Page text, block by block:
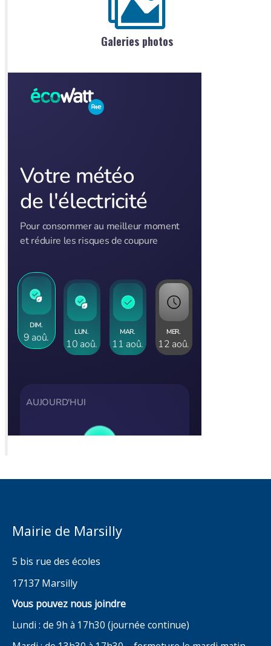
Galeries photos
Mairie de Marsilly
5 bis rue des écoles
17137 Marsilly
Vous pouvez nous joindre
Lundi : de 9h à 17h30 (journée continue)